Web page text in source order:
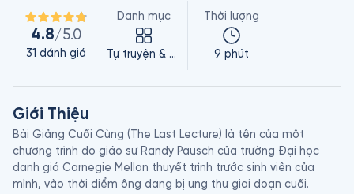
4.8/5.0
31 đánh giá
Danh mục
Tự truyện & Hồi ký
Thời lượng
9 phút
Giới Thiệu
Bài Giảng Cuối Cùng (The Last Lecture) là tên của một
chương trình do giáo sư Randy Pausch của trường Đại học
danh giá Carnegie Mellon thuyết trình trước sinh viên của
mình, vào thời điểm ông đang bị ung thư giai đoạn cuối.